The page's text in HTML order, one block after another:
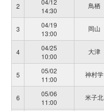
2
14:30
鳥栖
3
04/19
13:00
岡山
4
04/25
10:00
大津
5
05/02
11:00
神村学
6
05/06
11:00
米子北